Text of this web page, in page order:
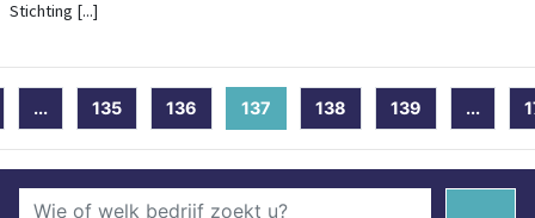
Stichting [...]
... 135 136 137 (current)
138 139 ...